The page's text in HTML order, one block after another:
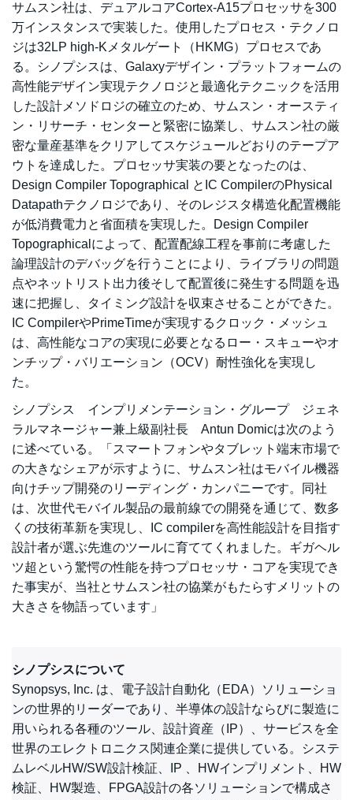
サムスン社は、デュアルコアCortex-A15プロセッサを300
万インスタンスで実装した。使用したプロセス・テクノロ
ジは32LP high-Kメタルゲート（HKMG）プロセスであ
る。シノプシスは、Galaxyデザイン・プラットフォームの
高性能デザイン実現テクノロジと最適化テクニックを活用
した設計メソドロジの確立のため、サムスン・オースティ
ン・リサーチ・センターと緊密に協業し、サムスン社の厳
密な量産基準をクリアしてスケジュールどおりのテープア
ウトを達成した。プロセッサ実装の要となったのは、
Design Compiler Topographical とIC CompilerのPhysical
Datapathテクノロジであり、そのレジスタ構造化配置機能
が低消費電力と省面積を実現した。Design Compiler
Topographicalによって、配置配線工程を事前に考慮した
論理設計のデバッグを行うことにより、ライブラリの問題
点やネットリスト出力後そして配置後に発生する問題を迅
速に把握し、タイミング設計を収束させることができた。
IC CompilerやPrimeTimeが実現するクロック・メッシュ
は、高性能なコアの実現に必要となるロー・スキューやオ
ンチップ・バリエーション（OCV）耐性強化を実現し
た。
シノプシス インプリメンテーション・グループ ジェネ
ラルマネージャー兼上級副社長 Antun Domicは次のよう
に述べている。「スマートフォンやタブレット端末市場で
の大きなシェアが示すように、サムスン社はモバイル機器
向けチップ開発のリーディング・カンパニーです。同社
は、次世代モバイル製品の最前線での開発を通じて、数多
くの技術革新を実現し、IC compilerを高性能設計を目指す
設計者が選ぶ先進のツールに育ててくれました。ギガヘル
ツ超という驚愕の性能を持つプロセッサ・コアを実現でき
た事実が、当社とサムスン社の協業がもたらすメリットの
大きさを物語っています」
シノプシスについて
Synopsys, Inc. は、電子設計自動化（EDA）ソリューショ
ンの世界的リーダーであり、半導体の設計ならびに製造に
用いられる各種のツール、設計資産（IP）、サービスを全
世界のエレクトロニクス関連企業に提供している。システ
ムレベルHW/SW設計検証、IP 、HWインプリメント、HW
検証、HW製造、FPGA設計の各ソリューションで構成さ